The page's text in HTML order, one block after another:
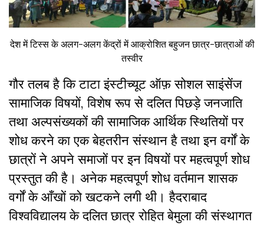
देश में टिस्स के अलग-अलग केंद्रों में आक्रोशित बहुजन छात्र-छात्राओं की
तस्वीर
गौर तलब है कि टाटा इंस्टीच्यूट ऑफ़ सोशल साइंसेंज
सामाजिक विषयों, विशेष रूप से दलित पिछड़े जनजाति
तथा अल्पसंख्यकों की सामाजिक आर्थिक स्थितियों पर
शोध करने का एक बेहतरीन संस्थान है तथा इन वर्गों के
छात्रों ने अपने समाजों पर इन विषयों पर महत्वपूर्ण शोध
प्रस्तुत की है। अनेक महत्वपूर्ण शोध वर्तमान शासक
वर्गों के आँखों को खटकने लगी थी। हैदराबाद
विश्वविद्यालय के दलित छात्र रोहित बेमुला की संस्थागत